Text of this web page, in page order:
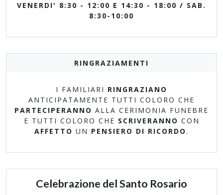
VENERDI' 8:30 - 12:00 E 14:30 - 18:00 / SAB.
8:30-10:00
RINGRAZIAMENTI
I FAMILIARI RINGRAZIANO
ANTICIPATAMENTE TUTTI COLORO CHE
PARTECIPERANNO ALLA CERIMONIA FUNEBRE
E TUTTI COLORO CHE SCRIVERANNO CON
AFFETTO UN PENSIERO DI RICORDO .
Celebrazione del Santo Rosario